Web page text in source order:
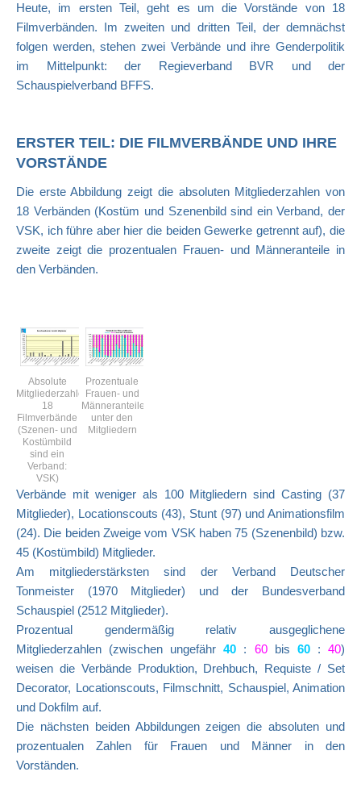
Heute, im ersten Teil, geht es um die Vorstände von 18
Filmverbänden. Im zweiten und dritten Teil, der demnächst
folgen werden, stehen zwei Verbände und ihre Genderpolitik
im Mittelpunkt: der Regieverband BVR und der
Schauspielverband BFFS.
ERSTER TEIL: DIE FILMVERBÄNDE UND IHRE
VORSTÄNDE
Die erste Abbildung zeigt die absoluten Mitgliederzahlen von
18 Verbänden (Kostüm und Szenenbild sind ein Verband, der
VSK, ich führe aber hier die beiden Gewerke getrennt auf), die
zweite zeigt die prozentualen Frauen- und Männeranteile in
den Verbänden.
Absolute
Mitgliederzahlen,
18
Filmverbände
(Szenen- und
Kostümbild
sind ein
Verband:
VSK)
Prozentuale
Frauen- und
Männeranteile
unter den
Mitgliedern
Verbände mit weniger als 100 Mitgliedern sind Casting (37
Mitglieder), Locationscouts (43), Stunt (97) und Animationsfilm
(24). Die beiden Zweige vom VSK haben 75 (Szenenbild) bzw.
45 (Kostümbild) Mitglieder.
Am mitgliederstärksten sind der Verband Deutscher
Tonmeister (1970 Mitglieder) und der Bundesverband
Schauspiel (2512 Mitglieder).
Prozentual gendermäßig relativ ausgeglichene
Mitgliederzahlen (zwischen ungefähr40 : 60bis 60 :40)
weisen die Verbände Produktion, Drehbuch, Requiste / Set
Decorator, Locationscouts, Filmschnitt, Schauspiel, Animation
und Dokfilm auf.
Die nächsten beiden Abbildungen zeigen die absoluten und
prozentualen Zahlen für Frauen und Männer in den
Vorständen.